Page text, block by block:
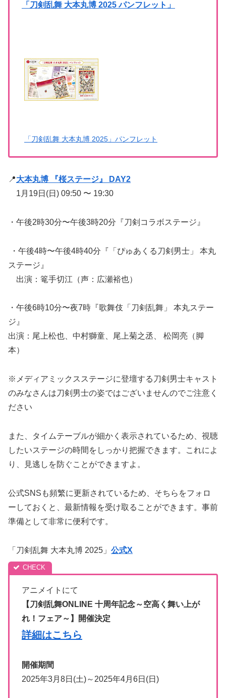
「刀剣乱舞 大本丸博 2025 パンフレット」
「刀剣乱舞 大本丸博 2025」パンフレット
📍大本丸博 『桜ステージ』 DAY2
1月19日(日) 09:50 〜 19:30
・午後2時30分〜午後3時20分『刀剣コラボステージ』
・午後4時〜午後4時40分『「ぴゅあくる刀剣男士」 本丸
ステージ』
出演：篭手切江（声：広瀬裕也）
・午後6時10分〜夜7時『歌舞伎「刀剣乱舞」 本丸ステー
ジ』
出演：尾上松也、中村獅童、尾上菊之丞、 松岡亮（脚
本）
※メディアミックスステージに登壇する刀剣男士キャスト
のみなさんは刀剣男士の姿ではございませんのでご注意く
ださい
また、タイムテーブルが細かく表示されているため、視聴
したいステージの時間をしっかり把握できます。これによ
り、見逃しを防ぐことができますよ。
公式SNSも頻繁に更新されているため、そちらをフォロ
ーしておくと、最新情報を受け取ることができます。事前
準備として非常に便利です。
「刀剣乱舞 大本丸博 2025」 公式X
アニメイトにて
【刀剣乱舞ONLINE 十周年記念～空高く舞い上が
れ！フェア～】開催決定
詳細はこちら
開催期間
2025年3月8日(土)～2025年4月6日(日)